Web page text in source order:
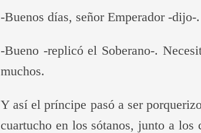
-Buenos días, señor Emperador -
-Bueno -replicó el Soberano-.
muchos.
Y así el príncipe pasó a ser
cuartucho en los sótanos, junto a los